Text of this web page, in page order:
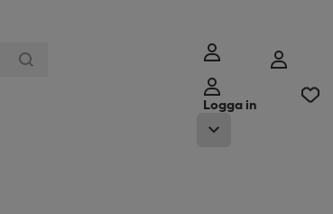
Logga in